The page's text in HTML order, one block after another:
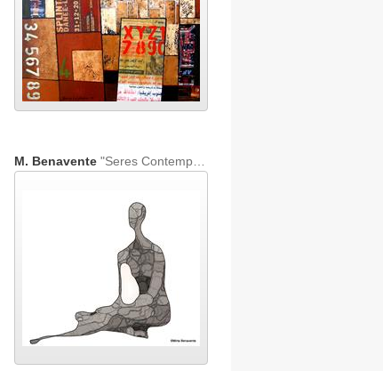
M. Benavente"Seres Contemporáneos 40"